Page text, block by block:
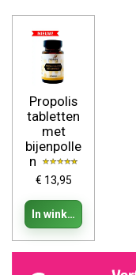
Propolis
tabletten
met
bijenpolle
n
€ 13,95
In winkelwagen